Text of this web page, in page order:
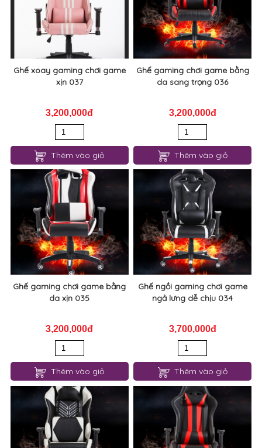
Ghế xoay gaming chơi game
xịn 037
3,200,000đ
Thêm vào giỏ
Ghế gaming chơi game bằng
da sang trọng 036
3,200,000đ
Thêm vào giỏ
Ghế gaming chơi game bằng
da xịn 035
3,200,000đ
Thêm vào giỏ
Ghế ngồi gaming chơi game
ngả lưng dễ chịu 034
3,700,000đ
Thêm vào giỏ